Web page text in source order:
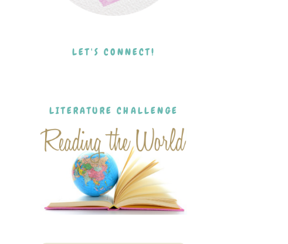
LET'S CONNECT!
LITERATURE CHALLENGE